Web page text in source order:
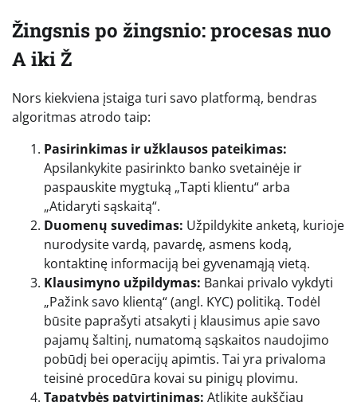
Žingsnis po žingsnio: procesas nuo
A iki Ž
Nors kiekviena įstaiga turi savo platformą, bendras
algoritmas atrodo taip:
Pasirinkimas ir užklausos pateikimas:
Apsilankykite pasirinkto banko svetainėje ir
paspauskite mygtuką „Tapti klientu“ arba
„Atidaryti sąskaitą“.
Duomenų suvedimas: Užpildykite anketą, kurioje
nurodysite vardą, pavardę, asmens kodą,
kontaktinę informaciją bei gyvenamąją vietą.
Klausimyno užpildymas: Bankai privalo vykdyti
„Pažink savo klientą“ (angl. KYC) politiką. Todėl
būsite paprašyti atsakyti į klausimus apie savo
pajamų šaltinį, numatomą sąskaitos naudojimo
pobūdį bei operacijų apimtis. Tai yra privaloma
teisinė procedūra kovai su pinigų plovimu.
Tapatybės patvirtinimas: Atlikite aukščiau